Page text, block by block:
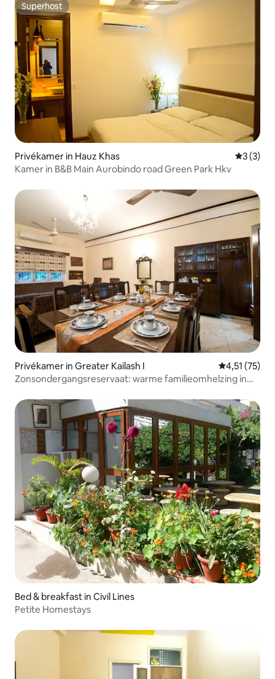
Superhost
Superhost
Privékamer in Hauz Khas
3 (3)
Kamer in B&B Main Aurobindo road Green Park Hkv
Privékamer in Greater Kailash I Gemiddelde
4,51 (75)
Zonsondergangsreservaat: warme familieomhelzing in
Bed & breakfast in Civil Lines
Petite Homestays